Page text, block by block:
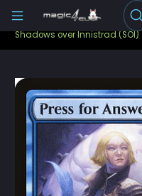
Cartas Sueltas Magic
Shadows over Innistrad (SOI)